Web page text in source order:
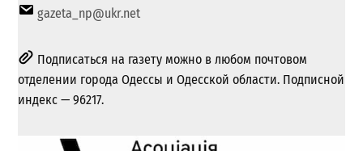
gazeta_np@ukr.net
Подписаться на газету можно в любом почтовом
отделении города Одессы и Одесской области. Подписной
индекс — 96217.